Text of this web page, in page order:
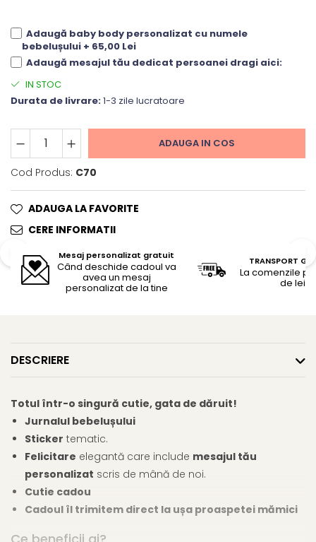
Adaugă baby body personalizat cu numele
bebelușului + 65,00 Lei
Adaugă mesajul tău dedicat persoanei dragi aici:
IN STOC
Durata de livrare:1-3 zile lucratoare
ADAUGA IN COS
Cod Produs: C70
ADAUGA LA FAVORITE
CERE INFORMATII
Mesaj personalizat gratuit
Când deschide cadoul va
avea un mesaj
personalizat de la tine
TRANSPORT
La comenzile
de lei
DESCRIERE
Totul într-o singură cutie, gata de dăruit!
Jurnalul bebelușului
Sticker tematic.
Felicitare elegantă care include mesajul tău
personalizat scris de mână de noi.
Cutie cadou
Cadoul îl trimitem direct la ușa proaspetei mămici